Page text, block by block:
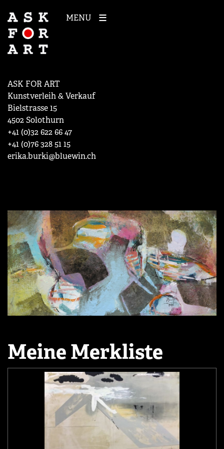
MENU
ASK FOR ART
Kunstverleih & Verkauf
Bielstrasse 15
4502 Solothurn
+41 (0)32 622 66 47
+41 (0)76 328 51 15
erika.burki@bluewin.ch
Meine Merkliste